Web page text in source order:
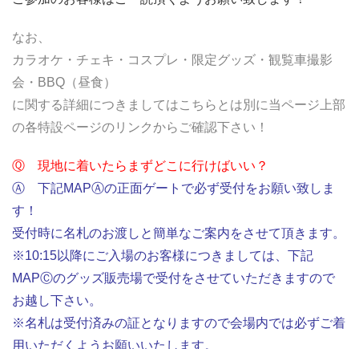
なお、
カラオケ・チェキ・コスプレ・限定グッズ・観覧車撮影
会・BBQ（昼食）
に関する詳細につきましてはこちらとは別に当ページ上部
の各特設ページのリンクからご確認下さい！
Ⓠ 現地に着いたらまずどこに行けばいい？
Ⓐ 下記MAPⒶの正面ゲートで必ず受付をお願い致しま
す！
受付時に名札のお渡しと簡単なご案内をさせて頂きます。
※10:15以降にご入場のお客様につきましては、下記
MAPⒸのグッズ販売場で受付をさせていただきますので
お越し下さい。
※名札は受付済みの証となりますので会場内では必ずご着
用いただくようお願いいたします。